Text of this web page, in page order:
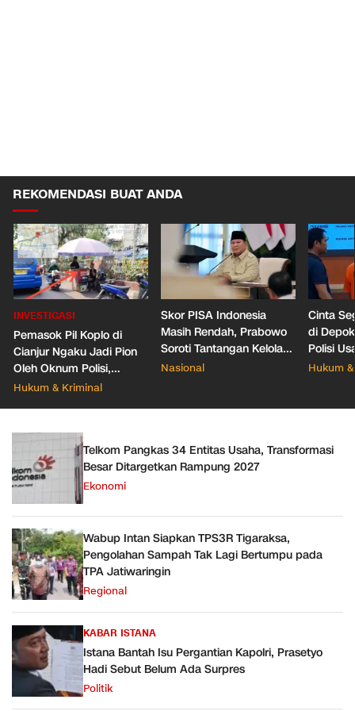
REKOMENDASI BUAT ANDA
INVESTIGASI
Pemasok Pil Koplo di
Cianjur Ngaku Jadi Pion
Oleh Oknum Polisi,
Propam Mabes Polri
Hukum & Kriminal
Skor PISA Indonesia
Masih Rendah, Prabowo
Soroti Tantangan Kelola
388 Ribu Sekolah
Nasional
Cinta
di
Polisi
Pacar
Hukum
Telkom Pangkas 34 Entitas Usaha, Transformasi
Besar Ditargetkan Rampung 2027
Ekonomi
Wabup Intan Siapkan TPS3R Tigaraksa,
Pengolahan Sampah Tak Lagi Bertumpu pada
TPA Jatiwaringin
Regional
KABAR ISTANA
Istana Bantah Isu Pergantian Kapolri, Prasetyo
Hadi Sebut Belum Ada Surpres
Politik